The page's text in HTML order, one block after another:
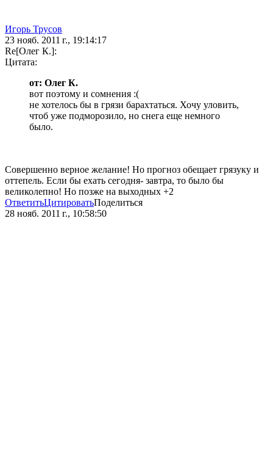
Игорь Трусов
23 нояб. 2011 г., 19:14:17
Re[Олег К.]:
Цитата:
от: Олег К.
вот поэтому и сомнения :(
не хотелось бы в грязи барахтаться. Хочу уловить,
чтоб уже подморозило, но снега еще немного
было.
Совершенно верное желание! Но прогноз обещает грязуку и
оттепель. Если бы ехать сегодня- завтра, то было бы
великолепно! Но позже на выходных +2
ОтветитьЦитироватьПоделиться
28 нояб. 2011 г., 10:58:50